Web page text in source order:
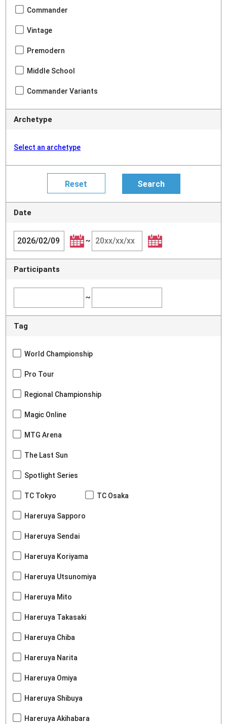
Commander
Vintage
Premodern
Middle School
Commander Variants
Archetype
Select an archetype
Date
~
Participants
~
Tag
World Championship
Pro Tour
Regional Championship
Magic Online
MTG Arena
The Last Sun
Spotlight Series
TC Tokyo TC Osaka
Hareruya Sapporo
Hareruya Sendai
Hareruya Koriyama
Hareruya Utsunomiya
Hareruya Mito
Hareruya Takasaki
Hareruya Chiba
Hareruya Narita
Hareruya Omiya
Hareruya Shibuya
Hareruya Akihabara